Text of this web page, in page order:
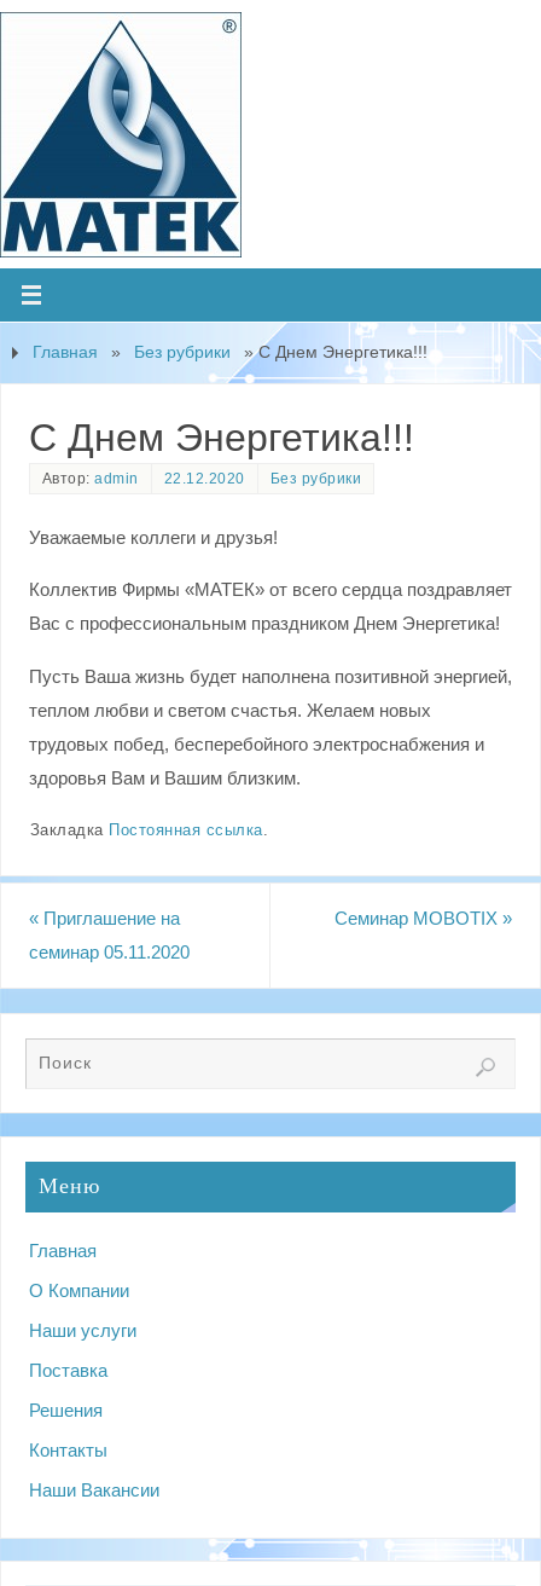
Главная » Без рубрики »С Днем Энергетика!!!
С Днем Энергетика!!!
Автор:admin 22.12.2020 Без рубрики
Уважаемые коллеги и друзья!
Коллектив Фирмы «МАТЕК» от всего сердца поздравляет
Вас с профессиональным праздником Днем Энергетика!
Пусть Ваша жизнь будет наполнена позитивной энергией,
теплом любви и светом счастья. Желаем новых
трудовых побед, бесперебойного электроснабжения и
здоровья Вам и Вашим близким.
Закладка Постоянная ссылка
«Приглашение на
семинар 05.11.2020
Семинар MOBOTIX»
Меню
Главная
О Компании
Наши услуги
Поставка
Решения
Контакты
Наши Вакансии